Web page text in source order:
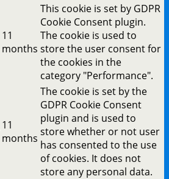
11
months
This cookie is set by GDPR
Cookie Consent plugin.
The cookie is used to
store the user consent for
the cookies in the
category "Performance".
11
months
The cookie is set by the
GDPR Cookie Consent
plugin and is used to
store whether or not user
has consented to the use
of cookies. It does not
store any personal data.